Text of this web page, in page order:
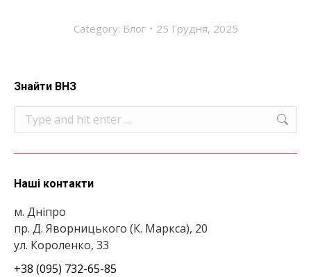
Category: Блог 25 Грудня, 2025
Знайти ВНЗ
Search:
Наші контакти
м. Дніпро
пр. Д. Яворницького (К. Маркса), 20
ул. Короленко, 33
+38 (095) 732-65-85